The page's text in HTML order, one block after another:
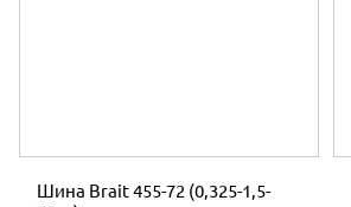
Шина Brait 455-72 (0,325-1,5-